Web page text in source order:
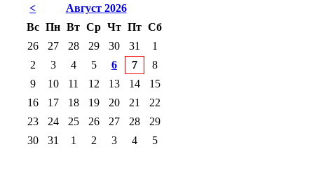
<
Август 2026
Вс Пн Вт Ср Чт Пт Сб
26
27 28 29 30 31
1
2
3 4 5 6 7
8
9
10 11 12 13 14
15
16
17 18 19 20 21
22
23
24 25 26 27 28
29
30
31 1 2 3 4 5